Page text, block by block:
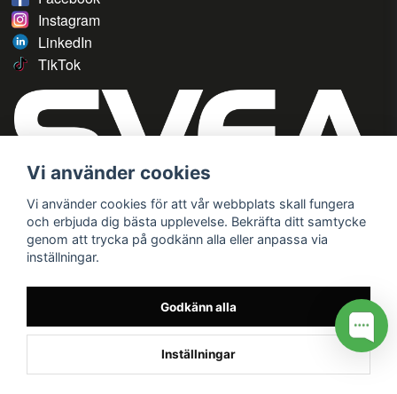
Instagram
LinkedIn
TikTok
Vi använder cookies
Vi använder cookies för att vår webbplats skall fungera
och erbjuda dig bästa upplevelse. Bekräfta ditt samtycke
genom att trycka på godkänn alla eller anpassa via
inställningar.
Godkänn alla
Inställningar